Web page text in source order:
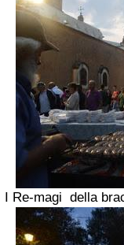
I Re-magi della